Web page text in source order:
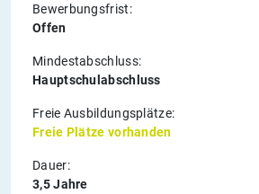
Bewerbungsfrist:
Offen
Mindestabschluss:
Hauptschulabschluss
Freie Ausbildungsplätze:
Freie Plätze vorhanden
Dauer:
3,5 Jahre